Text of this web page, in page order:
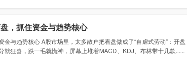
，抓住资金与趋势核心
与趋势核心 A股市场里，太多散户把看盘做成了“自虐式劳动”：开盘
就狂喜，跌一毛就慌神，屏幕上堆着MACD、KDJ、布林带十几款......